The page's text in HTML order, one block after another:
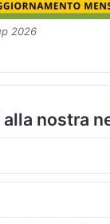
2026
nostra